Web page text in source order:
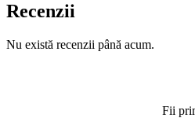
Recenzii
Nu există recenzii până acum.
Fii